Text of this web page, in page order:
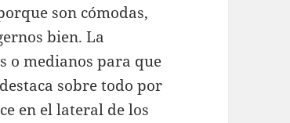
son cómodas,
bien. La
o medianos para que
sobre todo por
en el lateral de los